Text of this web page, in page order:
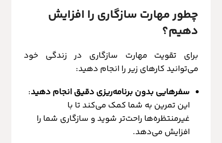
چطور مهارت سازگاری را افزایش
دهیم؟
برای تقویت مهارت سازگاری در زندگی خود
می‌توانید کارهای زیر را انجام دهید:
سفرهایی بدون برنامه‌ریزی دقیق انجام دهید:
این تمرین به شما کمک می‌کند تا با
غیرمنتظره‌ها راحت‌تر شوید و سازگاری شما را
افزایش می‌دهد.